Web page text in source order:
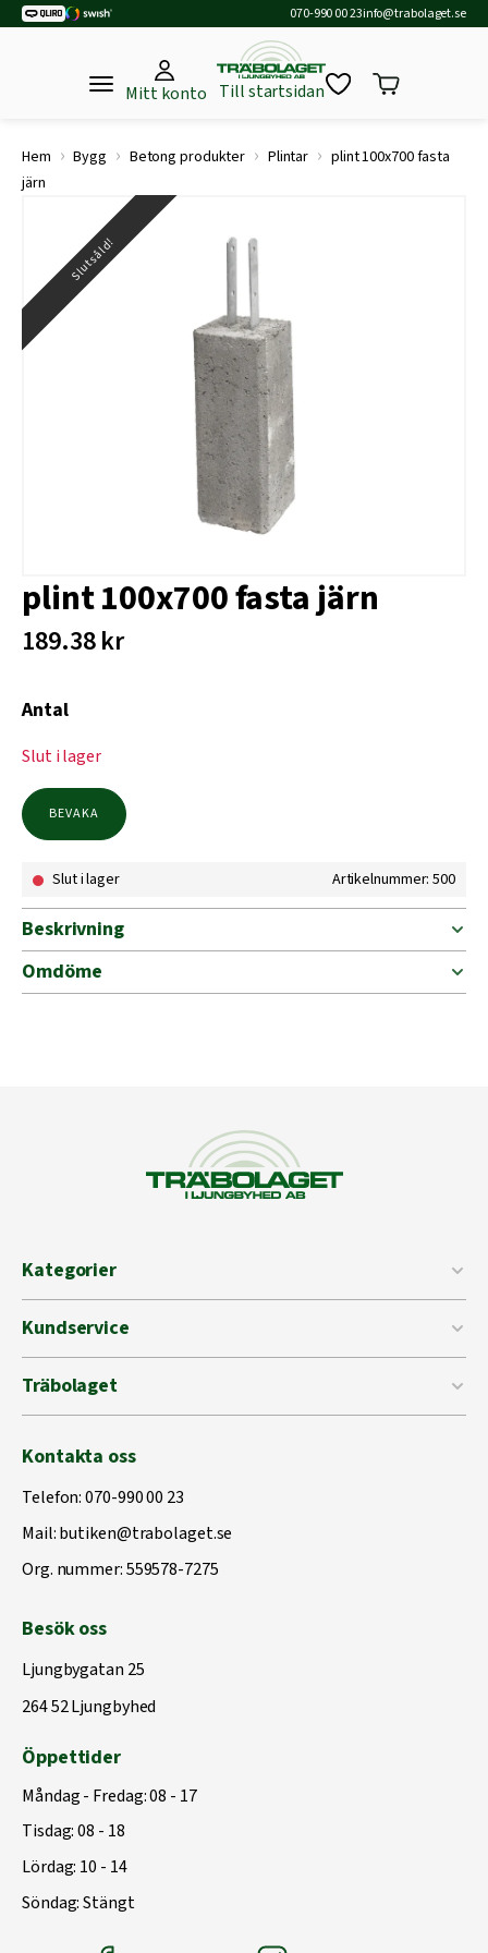
070-990 00 23info@trabolaget.se
Mitt konto Till startsidan
Hem › Bygg › Betong produkter › Plintar › plint 100x700 fasta
järn
Slutsåld!
plint 100x700 fasta järn
189.38kr
Antal
Slut i lager
BEVAKA
Slut i lager Artikelnummer: 500
Beskrivning
Omdöme
Kategorier
Kundservice
Träbolaget
Kontakta oss
Telefon:070-990 00 23
Mail:butiken@trabolaget.se
Org. nummer: 559578-7275
Besök oss
Ljungbygatan 25
264 52 Ljungbyhed
Öppettider
Måndag - Fredag: 08 - 17
Tisdag: 08 - 18
Lördag: 10 - 14
Söndag: Stängt